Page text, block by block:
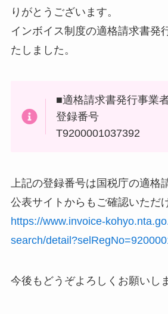
りがとうございます。
インボイス制度の適格請求書発
たしました。
■適格請求書発行事業
登録番号
T9200001037392
上記の登録番号は国税庁の適格
公表サイトからもご確認いただ
https://www.invoice-
search/
今後もどうぞよろしくお願いし